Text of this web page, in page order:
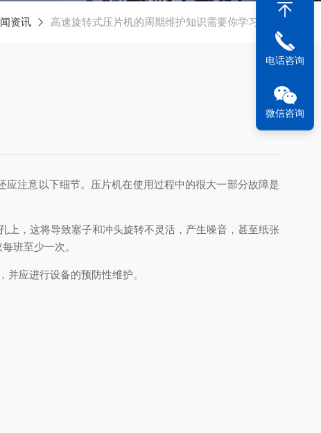
资讯 高速旋转式压片机的周期维护知识需要你学习一下
注意以下细节。压片机在使用过程中的很大一部分故障是
，这将导致塞子和冲头旋转不灵活，产生噪音，甚至纸张
班至少一次。
应进行设备的预防性维护。
电话咨询
微信咨询